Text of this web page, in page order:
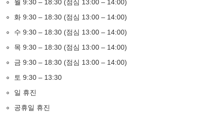
월 9:30 – 18:30 (점심 13:00 – 14:00)
화 9:30 – 18:30 (점심 13:00 – 14:00)
수 9:30 – 18:30 (점심 13:00 – 14:00)
목 9:30 – 18:30 (점심 13:00 – 14:00)
금 9:30 – 18:30 (점심 13:00 – 14:00)
토 9:30 – 13:30
일 휴진
공휴일 휴진